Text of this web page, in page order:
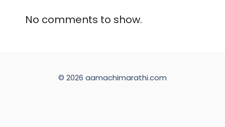
No comments to show.
© 2026 aamachimarathi.com